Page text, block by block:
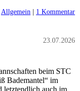
Allgemein | 1 Kommentar
23.07.2026
beim STC
Bademantel“ im
letztendlich auch im